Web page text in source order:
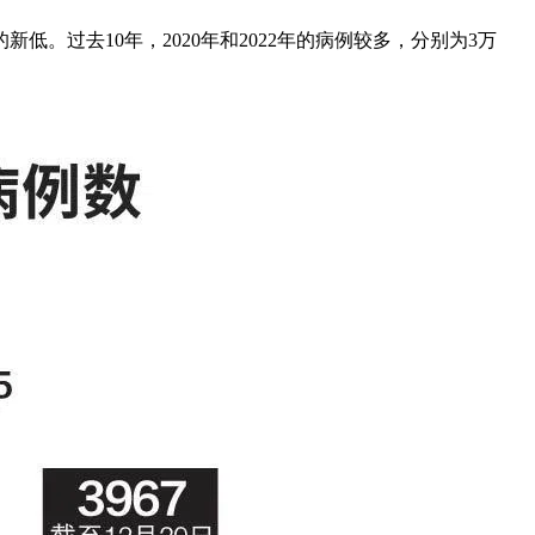
低。过去10年，2020年和2022年的病例较多，分别为3万